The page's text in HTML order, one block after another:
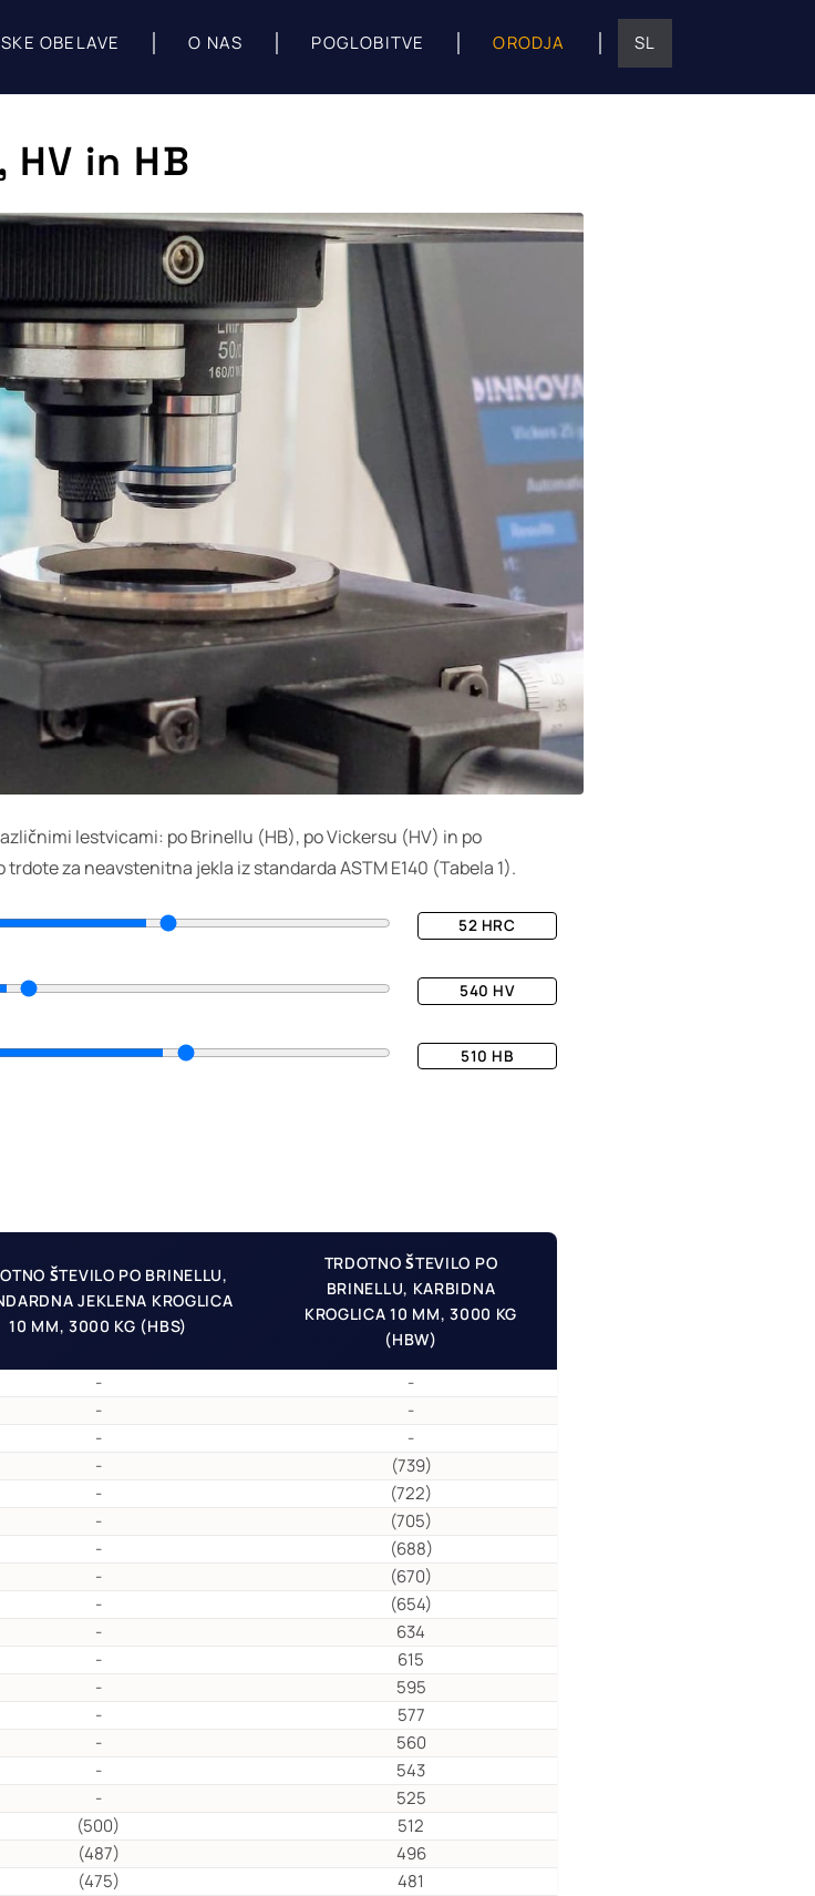
OBELAVE O NAS POGLOBITVE ORODJA SL
in HB
lestvicami: po Brinellu (HB), po Vickersu (HV) in po
za neavstenitna jekla iz standarda ASTM E140 (Tabela 1).
52 HRC
540 HV
510 HB
ŠTEVILO PO BRINELLU,
JEKLENA KROGLICA
10 MM, 3000 KG (HBS)
TRDOTNO ŠTEVILO PO
BRINELLU, KARBIDNA
KROGLICA 10 MM, 3000 KG
(HBW)
-
-
-
-
-
-
-
(739)
-
(722)
-
(705)
-
(688)
-
(670)
-
(654)
-
634
-
615
-
595
-
577
-
560
-
543
-
525
(500)
512
(487)
496
(475)
481